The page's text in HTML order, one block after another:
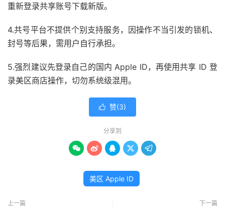
重新登录共享账号下载新版。
4.共号平台不提供个别支持服务，因操作不当引发的锁机、
封号等后果，需用户自行承担。
5.强烈建议先登录自己的国内 Apple ID，再使用共享 ID 登
录美区商店操作，切勿系统级混用。
 赞(3)
分享到
    
美区 Apple ID
上一篇 下一篇